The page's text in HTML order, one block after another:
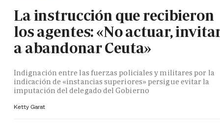
La instrucción que recibieron
los agentes: «No actuar,
a abandonar Ceuta»
Indignación entre las fuerzas policiales y militares por la
indicación de «instancias superiores» persigue evitar la
imputación del delegado del Gobierno
Ketty Garat